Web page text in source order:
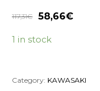
117,31€ 58,66€
1 in stock
Category: KAWASAKI